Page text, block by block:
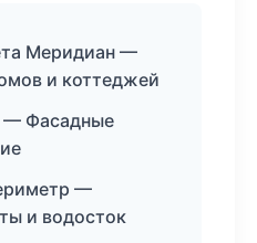
Меридиан —
и коттеджей
— Фасадные
—
и водосток